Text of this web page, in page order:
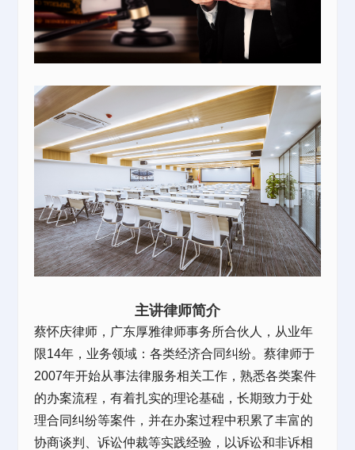
主讲律师简介
蔡怀庆律师，广东厚雅律师事务所合伙人，从业年
限14年，业务领域：各类经济合同纠纷。蔡律师于
2007年开始从事法律服务相关工作，熟悉各类案件
的办案流程，有着扎实的理论基础，长期致力于处
理合同纠纷等案件，并在办案过程中积累了丰富的
协商谈判、诉讼仲裁等实践经验，以诉讼和非诉相